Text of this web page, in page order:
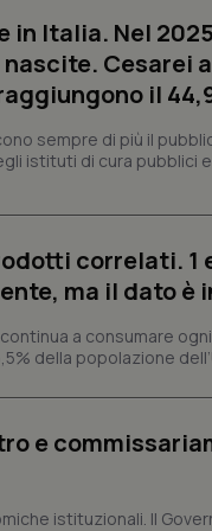
in Italia. Nel
Cesarei
il
sempre di più il
istituti di cura pubblici
correlati. 1
ma il dato è
a consumare
della popolazione
e
istituzionali. Il
YouTube
ironfish-
ironfish-
Google